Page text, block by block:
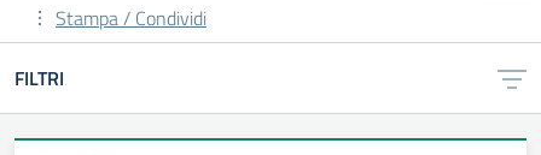
Stampa / Condividi
FILTRI